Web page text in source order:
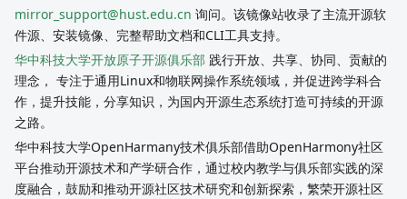
mirror_support@hust.edu.cn 询问。该镜像站收录了主流开源软
件源、安装镜像、完整帮助文档和CLI工具支持。
华中科技大学开放原子开源俱乐部 践行开放、共享、协同、贡献的
理念， 专注于通用Linux和物联网操作系统领域，并促进跨学科合
作，提升技能，分享知识，为国内开源生态系统打造可持续的开源
之路。
华中科技大学OpenHarmany技术俱乐部借助OpenHarmony社区
平台推动开源技术和产学研合作，通过校内教学与俱乐部实践的深
度融合，鼓励和推动开源社区技术研究和创新探索，繁荣开源社区